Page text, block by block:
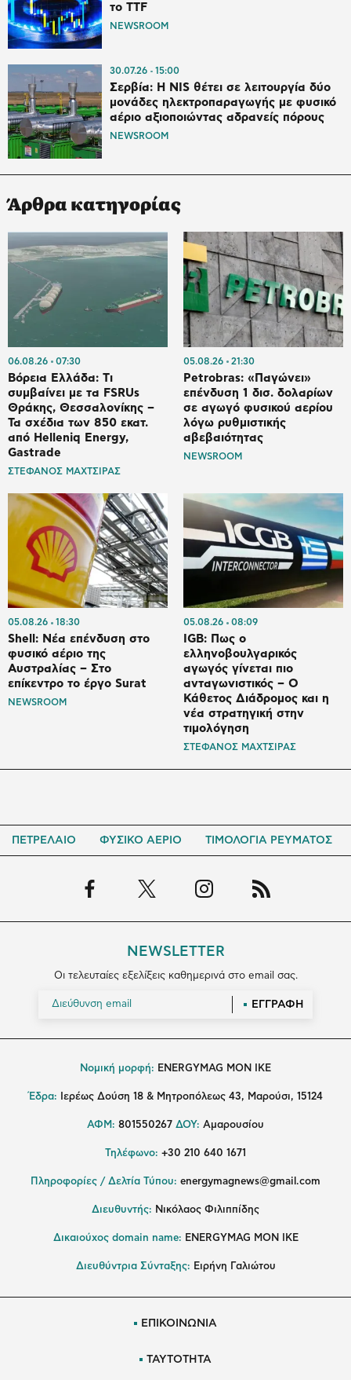
το TTF
NEWSROOM
30.07.26 15:00
Σερβία: Η NIS θέτει σε λειτουργία δύο
μονάδες ηλεκτροπαραγωγής με φυσικό
αέριο αξιοποιώντας αδρανείς πόρους
NEWSROOM
Άρθρα κατηγορίας
06.08.26 07:30
Βόρεια Ελλάδα: Tι
συμβαίνει με τα FSRUs
Θράκης, Θεσσαλονίκης –
Τα σχέδια των 850 εκατ.
από Helleniq Energy,
Gastrade
ΣΤΕΦΑΝΟΣ ΜΑΧΤΣΙΡΑΣ
05.08.26 21:30
Petrobras: «Παγώνει»
επένδυση 1 δισ. δολαρίων
σε αγωγό φυσικού αερίου
λόγω ρυθμιστικής
αβεβαιότητας
NEWSROOM
05.08.26 18:30
Shell: Νέα επένδυση στο
φυσικό αέριο της
Αυστραλίας – Στο
επίκεντρο το έργο Surat
NEWSROOM
05.08.26 08:09
IGB: Πως ο
ελληνοβουλγαρικός
αγωγός γίνεται πιο
ανταγωνιστικός – Ο
Κάθετος Διάδρομος και η
νέα στρατηγική στην
τιμολόγηση
ΣΤΕΦΑΝΟΣ ΜΑΧΤΣΙΡΑΣ
ΠΕΤΡΕΛΑΙΟ ΦΥΣΙΚΟ ΑΕΡΙΟ ΤΙΜΟΛΟΓΙΑ ΡΕΥΜΑΤΟΣ
NEWSLETTER
Οι τελευταίες εξελίξεις καθημερινά στο email σας.
ΕΓΓΡΑΦΗ
Νομική μορφή: ENERGYMAG MON IKE
Έδρα: Ιερέως Δούση 18 & Μητροπόλεως 43, Μαρούσι, 15124
ΑΦΜ: 801550267 ΔΟΥ: Αμαρουσίου
Τηλέφωνο: +30 210 640 1671
Πληροφορίες / Δελτία Τύπου: energymagnews@gmail.com
Διευθυντής: Νικόλαος Φιλιππίδης
Δικαιούχος domain name: ENERGYMAG ΜΟΝ ΙΚΕ
Διευθύντρια Σύνταξης: Ειρήνη Γαλιώτου
ΕΠΙΚΟΙΝΩΝΙΑ
ΤΑΥΤΟΤΗΤΑ